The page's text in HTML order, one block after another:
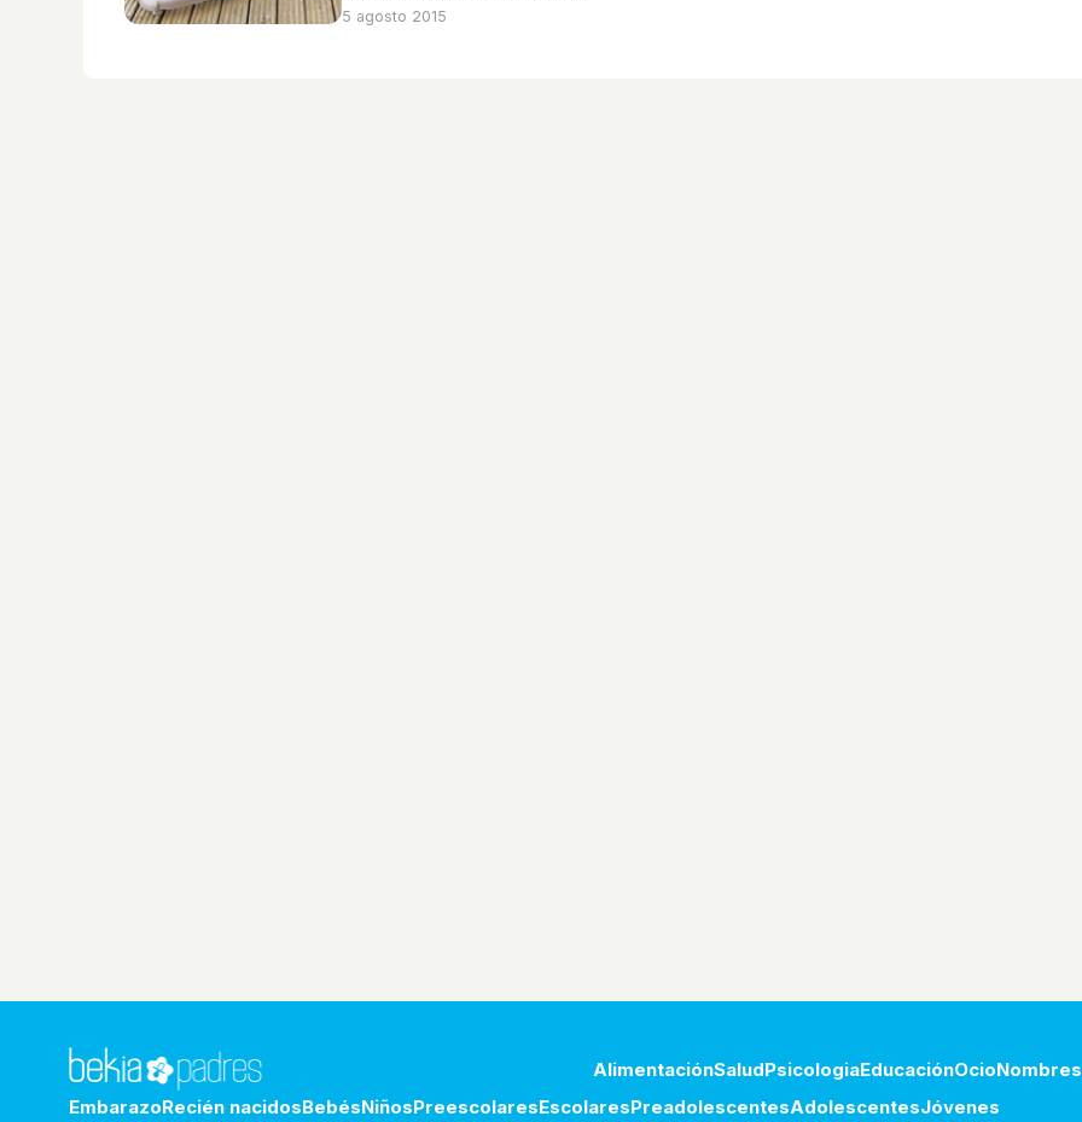
5 agosto 2015
AlimentaciónSaludPsicologiaEducaciónOcio
EmbarazoRecién nacidosBebésNiñosPreescolaresEscolaresPreadolescentesAdolescentesJóvenes